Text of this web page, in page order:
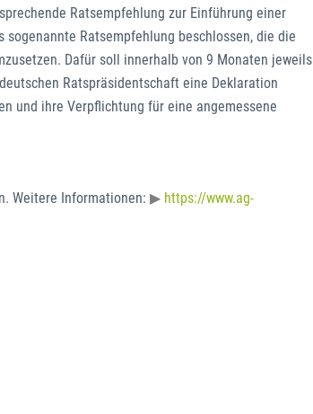
Ratsempfehlung zur Einführung einer
Ratsempfehlung beschlossen, die die
Dafür soll innerhalb von 9 Monaten jeweils
Ratspräsidentschaft eine Deklaration
und ihre Verpflichtung für eine angemessene
Weitere Informationen:
https://www.ag-